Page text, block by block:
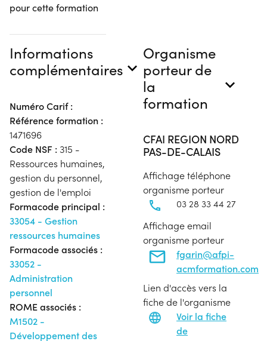
pour cette formation
Informations
complémentaires
Numéro Carif :
Référence formation :
1471696
Code NSF : 315 -
Ressources humaines,
gestion du personnel,
gestion de l'emploi
Formacode principal :
33054 - Gestion
ressources humaines
Formacode associés :
33052 -
Administration
personnel
ROME associés :
M1502 -
Développement des
Organisme
porteur de
la
formation
CFAI REGION NORD
PAS-DE-CALAIS
Affichage téléphone
organisme porteur
03 28 33 44 27
Affichage email
organisme porteur
fgarin@afpi-
acmformation.com
Lien d'accès vers la
fiche de l'organisme
Voir la fiche
de